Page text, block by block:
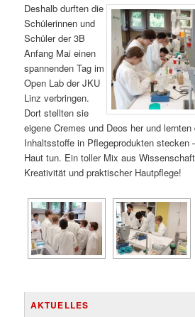
Deshalb durften die
Schülerinnen und
Schüler der 3B
Anfang Mai einen
spannenden Tag im
Open Lab der JKU
Linz verbringen.
Dort stellten sie
eigene Cremes und Deos her und
Inhaltsstoffe in Pflegeprodukten stecken
Haut tun. Ein toller Mix aus
Kreativität und praktischer Hautpflege!
AKTUELLES